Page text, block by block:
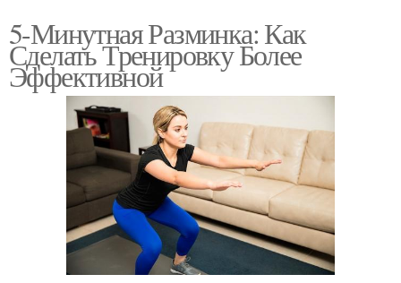
5-Минутная Разминка: Как
Сделать Тренировку Более
Эффективной